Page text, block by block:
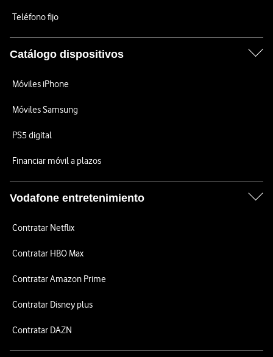
Teléfono fijo
Catálogo dispositivos
Móviles iPhone
Móviles Samsung
PS5 digital
Financiar móvil a plazos
Vodafone entretenimiento
Contratar Netflix
Contratar HBO Max
Contratar Amazon Prime
Contratar Disney plus
Contratar DAZN